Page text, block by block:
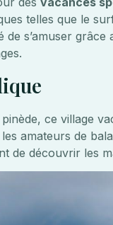
telles que le
de s’amuser
ce village
amateurs de
de découvrir les